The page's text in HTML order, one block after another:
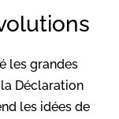
les grandes
la Déclaration
les idées de